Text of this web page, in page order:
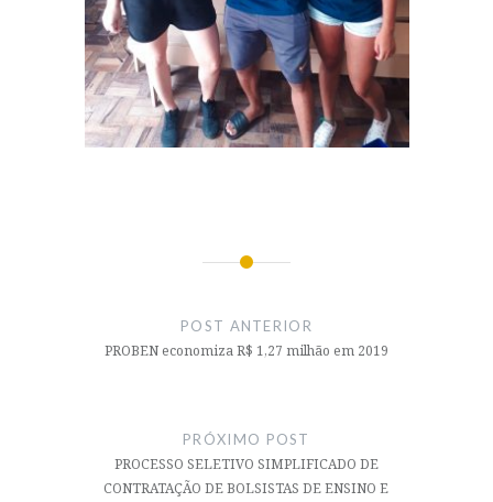
POST ANTERIOR
PROBEN economiza R$ 1,27 milhão em 2019
PRÓXIMO POST
PROCESSO SELETIVO SIMPLIFICADO DE
CONTRATAÇÃO DE BOLSISTAS DE ENSINO E